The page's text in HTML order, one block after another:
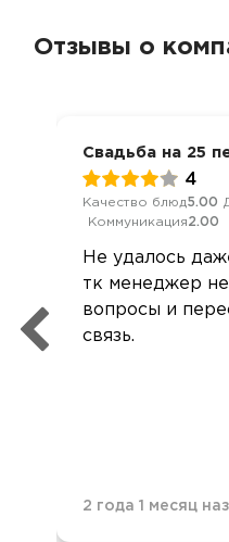
Отзывы о
Свадьба на 25
4
Качество блюд5.00
Коммуникация2.00
Не удалось
тк менеджер не
вопросы и
связь.
2 года 1 месяц